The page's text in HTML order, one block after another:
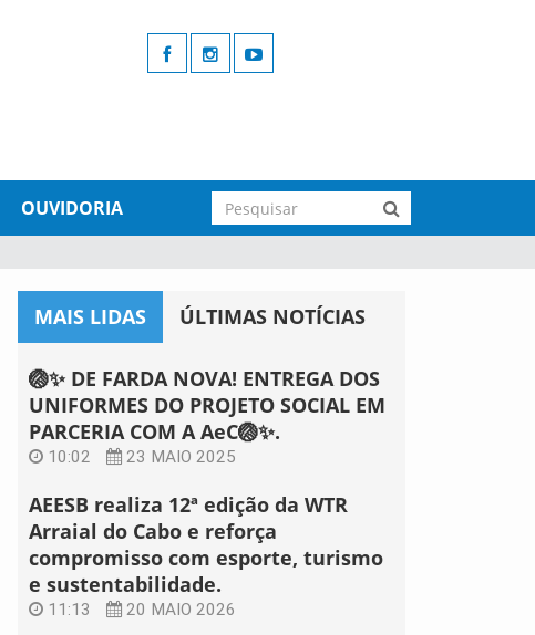
OUVIDORIA
MAIS LIDAS ÚLTIMAS NOTÍCIAS
🏐✨ DE FARDA NOVA! ENTREGA DOS
UNIFORMES DO PROJETO SOCIAL EM
PARCERIA COM A AeC🏐✨.
10:02 23 MAIO 2025
AEESB realiza 12ª edição da WTR
Arraial do Cabo e reforça
compromisso com esporte, turismo
e sustentabilidade.
11:13 20 MAIO 2026